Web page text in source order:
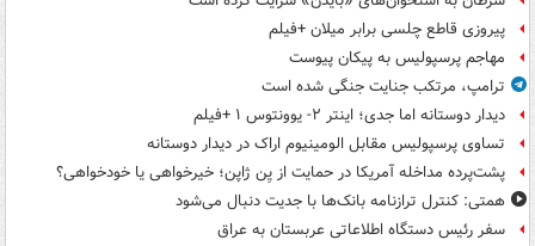
پیروزی قاطع چلسی برابر میلان +فیلم
مهاجم پرسپولیس به پیکان پیوست
ترامپ، مرتکب جنایت جنگی شده است
دیدار دوستانه اما جدی؛ اینتر ۲- یوونتوس ۱ +فیلم
تساوی پرسپولیس مقابل الومینیوم اراک در دیدار دوستانه
پشت‌پرده مداخله آمریکا در حمایت از یِن ژاپن؛ خیرخواهی یا خودخواهی؟
همتی: کنترل ترازنامه بانک‌ها با جدیت دنبال می‌شود
سفر رئیس دستگاه اطلاعاتی عربستان به عراق